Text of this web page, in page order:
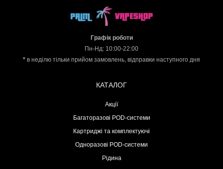
Графік роботи
Пн-Нд: 10:00-22:00
* в неділю тільки прийом замовлень, відправки наступного дня
КАТАЛОГ
Акції
Багаторазові POD-системи
Картриджі та комплектуючі
Одноразові POD-системи
Рідина